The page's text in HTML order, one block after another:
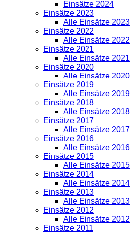
Einsätze 2024
Einsätze 2023
Alle Einsätze 2023
Einsätze 2022
Alle Einsätze 2022
Einsätze 2021
Alle Einsätze 2021
Einsätze 2020
Alle Einsätze 2020
Einsätze 2019
Alle Einsätze 2019
Einsätze 2018
Alle Einsätze 2018
Einsätze 2017
Alle Einsätze 2017
Einsätze 2016
Alle Einsätze 2016
Einsätze 2015
Alle Einsätze 2015
Einsätze 2014
Alle Einsätze 2014
Einsätze 2013
Alle Einsätze 2013
Einsätze 2012
Alle Einsätze 2012
Einsätze 2011